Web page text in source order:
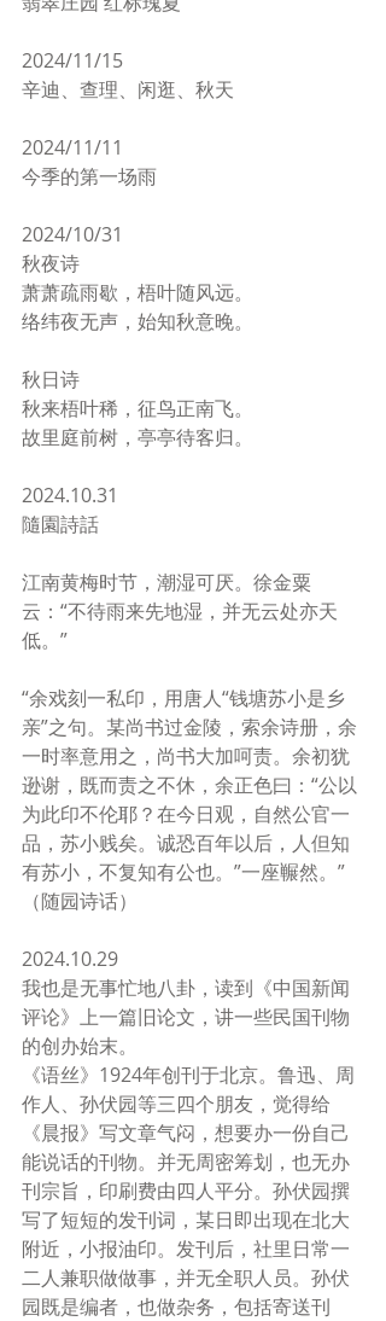
2024/11/15
辛迪、查理、闲逛、秋天
2024/11/11
今季的第一场雨
2024/10/31
秋夜诗
萧萧疏雨歇，梧叶随风远。
络纬夜无声，始知秋意晚。
秋日诗
秋来梧叶稀，征鸟正南飞。
故里庭前树，亭亭待客归。
2024.10.31
隨園詩話
江南黄梅时节，潮湿可厌。徐金粟
云：“不待雨来先地湿，并无云处亦天
低。”
“余戏刻一私印，用唐人“钱塘苏小是乡
亲”之句。某尚书过金陵，索余诗册，余
一时率意用之，尚书大加呵责。余初犹
逊谢，既而责之不休，余正色曰：“公以
为此印不伦耶？在今日观，自然公官一
品，苏小贱矣。诚恐百年以后，人但知
有苏小，不复知有公也。”一座冁然。”
（随园诗话）
2024.10.29
我也是无事忙地八卦，读到《中国新闻
评论》上一篇旧论文，讲一些民国刊物
的创办始末。
《语丝》1924年创刊于北京。鲁迅、周
作人、孙伏园等三四个朋友，觉得给
《晨报》写文章气闷，想要办一份自己
能说话的刊物。并无周密筹划，也无办
刊宗旨，印刷费由四人平分。孙伏园撰
写了短短的发刊词，某日即出现在北大
附近，小报油印。发刊后，社里日常一
二人兼职做做事，并无全职人员。孙伏
园既是编者，也做杂务，包括寄送刊